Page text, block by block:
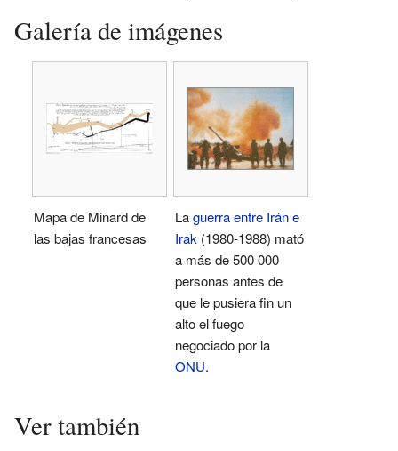
Galería de imágenes
Mapa de Minard de
las bajas francesas
Laguerra entre Irán e
Irak (1980-1988) mató
a más de 500 000
personas antes de
que le pusiera fin un
alto el fuego
negociado por la
ONU.
Ver también